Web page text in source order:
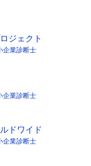
ジェクト
企業診断士
企業診断士
ドワイド
企業診断士